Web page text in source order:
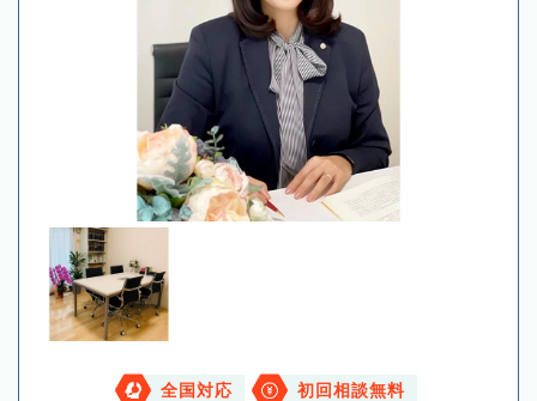
全国対応 初回相談無料